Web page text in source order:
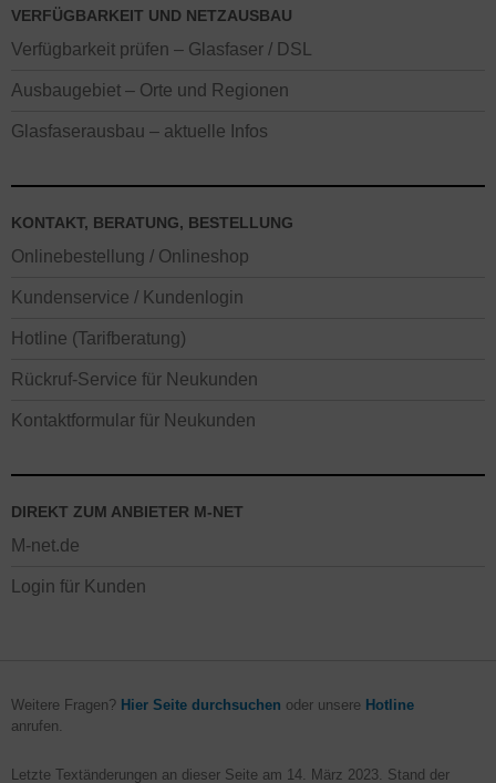
VERFÜGBARKEIT UND NETZAUSBAU
Verfügbarkeit prüfen – Glasfaser / DSL
Ausbaugebiet – Orte und Regionen
Glasfaserausbau – aktuelle Infos
KONTAKT, BERATUNG, BESTELLUNG
Onlinebestellung / Onlineshop
Kundenservice / Kundenlogin
Hotline (Tarifberatung)
Rückruf-Service für Neukunden
Kontaktformular für Neukunden
DIREKT ZUM ANBIETER M-NET
M-net.de
Login für Kunden
Weitere Fragen? Hier Seite durchsuchen oder unsere Hotline
anrufen.
Letzte Textänderungen an dieser Seite am 14. März 2023. Stand der